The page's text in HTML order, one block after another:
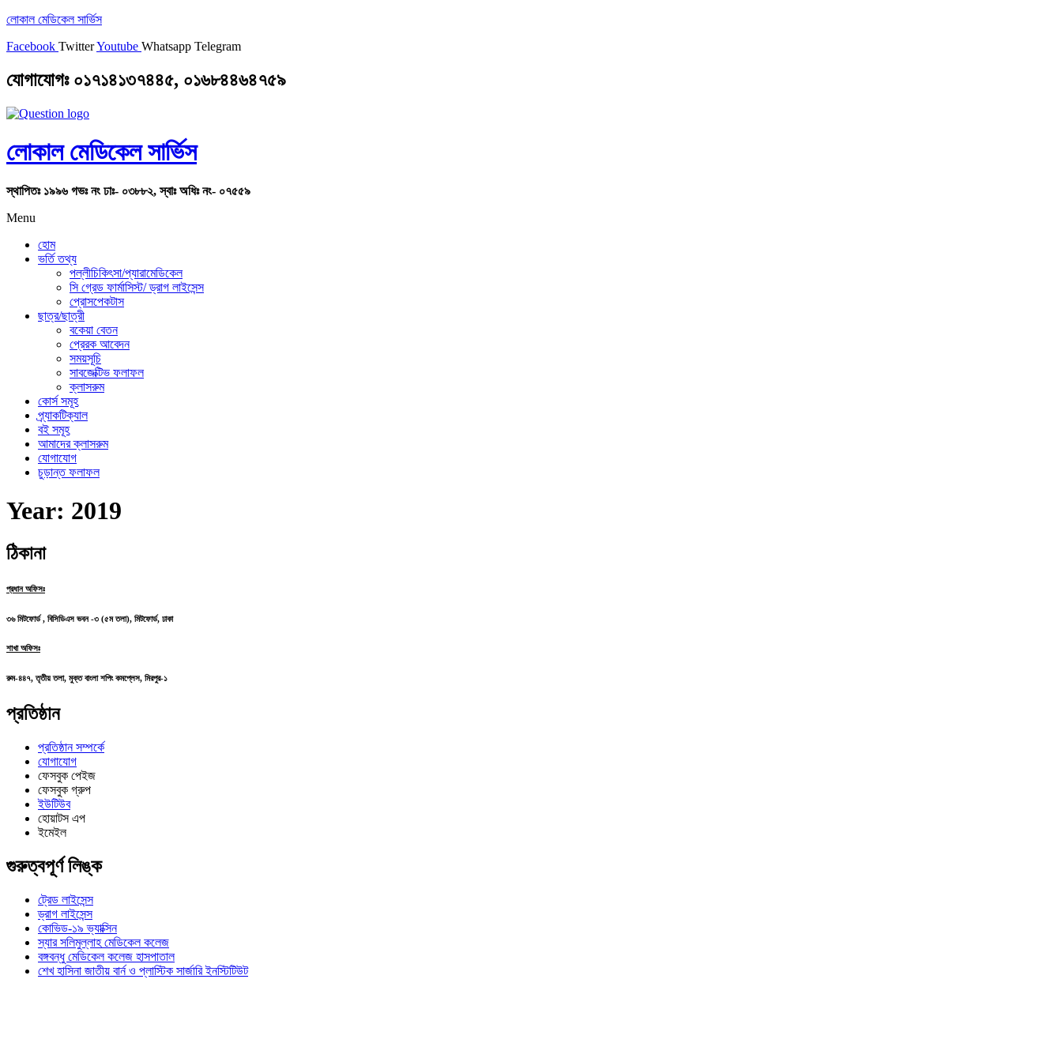
লোকাল মেডিকেল সার্ভিস
Facebook TwitterYoutube Whatsapp Telegram
যোগাযোগঃ ০১৭১৪১৩৭৪৪৫, ০১৬৮৪৪৬৪৭৫৯
লোকাল মেডিকেল সার্ভিস
স্থাপিতঃ ১৯৯৬ গভঃ নং ঢাঃ- ০৩৮৮২, স্বাঃ অধিঃ নং- ০৭৫৫৯
Menu
হোম
ভর্তি তথ্য
পল্লীচিকিৎসা/প্যারামেডিকেল
সি গ্রেড ফার্মাসিস্ট/ ড্রাগ লাইসেন্স
প্রোসপেকটাস
ছাত্র/ছাত্রী
বকেয়া বেতন
প্রেরক আবেদন
সময়সূচি
সাবজেক্টিভ ফলাফল
ক্লাসরুম
কোর্স সমূহ
প্র্যাকটিক্যাল
বই সমূহ
আমাদের ক্লাসরুম
যোগাযোগ
চুড়ান্ত ফলাফল
Year: 2019
ঠিকানা
প্রধান অফিসঃ
৩৬ মিটফোর্ড , বিসিডিএস ভবন -৩ (৫ম তলা), মিটফোর্ড, ঢাকা
শাখা অফিসঃ
রুম-৪৪৭, তৃতীয় তলা, মুক্ত বাংলা শপিং কমপ্লেস, মিরপুর-১
প্রতিষ্ঠান
প্রতিষ্ঠান সম্পর্কে
যোগাযোগ
ফেসবুক পেইজ
ফেসবুক গ্রুপ
ইউটিউব
হোয়াটস এপ
ইমেইল
গুরুত্বপূর্ণ লিঙ্ক
ট্রেড লাইসেন্স
ড্রাগ লাইসেন্স
কোভিড-১৯ ভ্যাক্সিন
স্যার সলিমুল্লাহ মেডিকেল কলেজ
বঙ্গবন্ধু মেডিকেল কলেজ হাসপাতাল
শেখ হাসিনা জাতীয় বার্ন ও প্লাস্টিক সার্জারি ইনস্টিটিউট